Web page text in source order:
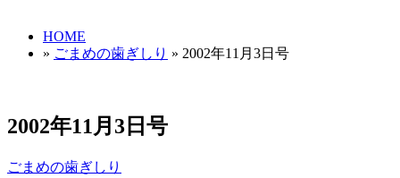
HOME
» ごまめの歯ぎしり » 2002年11月3日号
2002年11月3日号
ごまめの歯ぎしり